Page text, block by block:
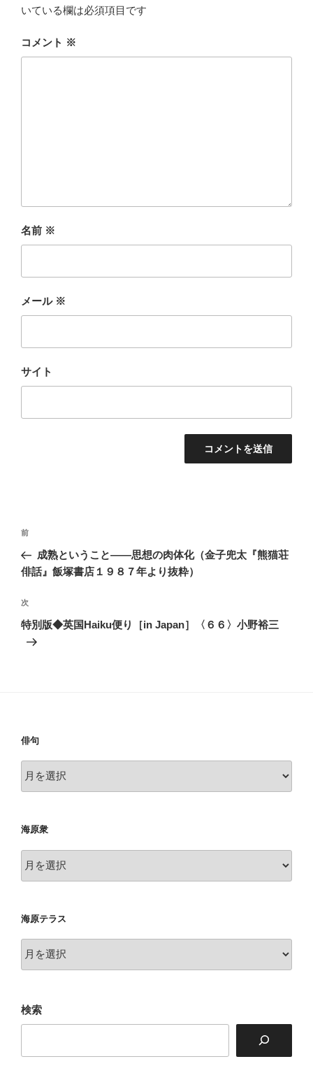
いている欄は必須項目です
コメント ※
名前 ※
メール ※
サイト
投
ナ
ゲ
ー
シ
前
の
投
前
成熟ということ――思想の肉体化（金子兜太『熊猫荘
俳話』飯塚書店１９８７年より抜粋）
次
の
次
特別版◆英国Haiku便り［in Japan］〈６６〉小野裕三
俳句
俳
海原衆
原
海原テラス
海
ス
検索